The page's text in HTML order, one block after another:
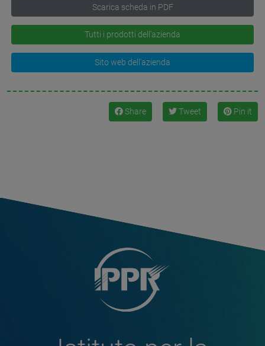
Scarica scheda in PDF
Tutti i prodotti dell'azienda
Sito web dell'azienda
Share Tweet Pin it